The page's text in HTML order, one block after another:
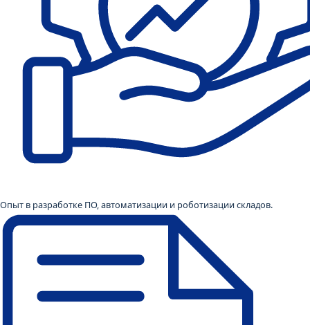
Опыт в разработке ПО, автоматизации и роботизации складов.